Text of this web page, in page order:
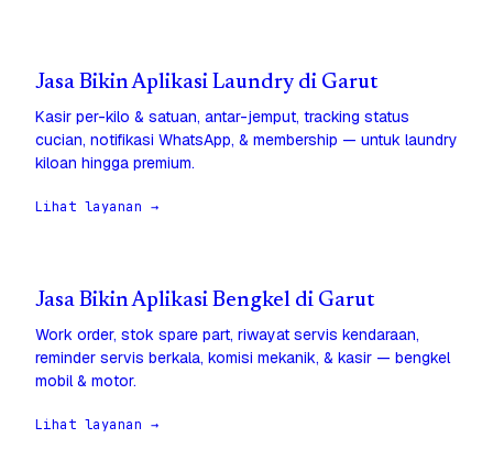
Jasa Bikin Aplikasi Laundry di Garut
Kasir per-kilo & satuan, antar-jemput, tracking status
cucian, notifikasi WhatsApp, & membership — untuk laundry
kiloan hingga premium.
Lihat layanan →
Jasa Bikin Aplikasi Bengkel di Garut
Work order, stok spare part, riwayat servis kendaraan,
reminder servis berkala, komisi mekanik, & kasir — bengkel
mobil & motor.
Lihat layanan →